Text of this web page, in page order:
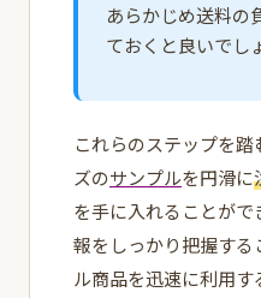
あらかじめ送料の
ておくと良いでし
これらのステップを
ズのサンプルを円滑に
を手に入れることが
報をしっかり把握する
ル商品を迅速に利用